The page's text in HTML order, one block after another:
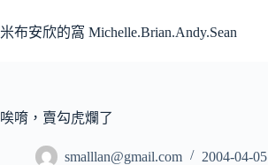
至
容
米布安欣的窩 Michelle.Brian.Andy.Sean
唉唷，賣勾虎爛了
smalllan@gmail.com 2004-04-05